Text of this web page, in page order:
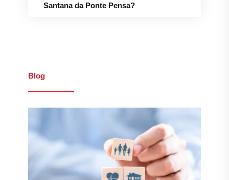
Santana da Ponte Pensa?
Blog